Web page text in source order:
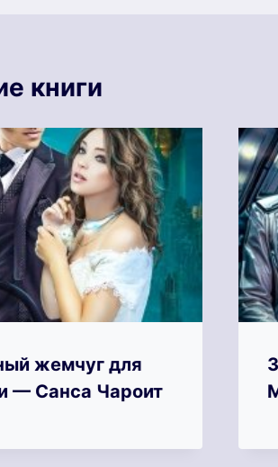
книги
жемчуг для
— Санса Чароит